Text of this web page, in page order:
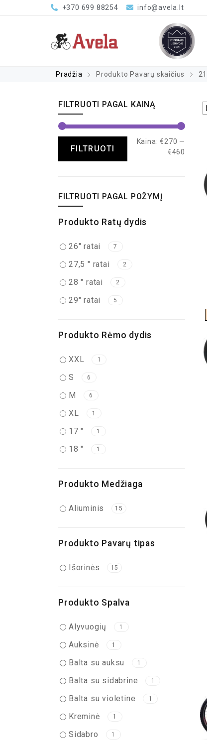
+370 699 88254 info@avela.lt
Pradžia Produkto Pavarų skaičius 21
FILTRUOTI PAGAL KAINĄ
FILTRUOTI
Kaina:€270 —
€460
FILTRUOTI PAGAL POŽYMĮ
Produkto Ratų dydis
26" ratai 7
27,5 " ratai 2
28 " ratai 2
29" ratai 5
Produkto Rėmo dydis
XXL 1
S 6
M 6
XL 1
17 " 1
18 " 1
Produkto Medžiaga
Aliuminis 15
Produkto Pavarų tipas
Išorinės 15
Produkto Spalva
Alyvuogių 1
Auksinė 1
Balta su auksu 1
Balta su sidabrine 1
Balta su violetine 1
Kreminė 1
Sidabro 1